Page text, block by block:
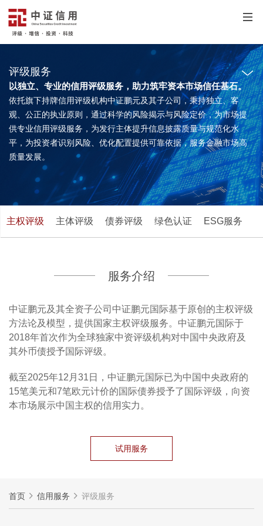
评级服务
以独立、专业的信用评级服务，助力筑牢资本市场信任基石。
依托旗下持牌信用评级机构中证鹏元及其子公司，秉持独立、客
观、公正的执业原则，通过科学的风险揭示与风险定价，为市场提
供专业信用评级服务，为发行主体提升信息披露质量与规范化水
平，为投资者识别风险、优化配置提供可靠依据，服务金融市场高
质量发展。
主权评级 主体评级 债券评级 绿色认证 ESG服务
服务介绍
中证鹏元及其全资子公司中证鹏元国际基于原创的主权评级
方法论及模型，提供国家主权评级服务。中证鹏元国际于
2018年首次作为全球独家中资评级机构对中国中央政府及
其外币债授予国际评级。
截至2025年12月31日，中证鹏元国际已为中国中央政府的
15笔美元和7笔欧元计价的国际债券授予了国际评级，向资
本市场展示中国主权的信用实力。
试用服务
首页 信用服务 评级服务